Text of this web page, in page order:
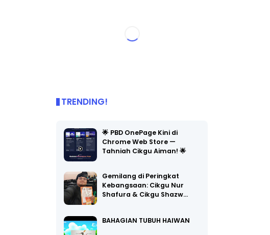
TRENDING!
🌟 PBD OnePage Kini di
Chrome Web Store —
Tahniah Cikgu Aiman! 🌟
Gemilang di Peringkat
Kebangsaan: Cikgu Nur
Shafura & Cikgu Shazw…
BAHAGIAN TUBUH HAIWAN